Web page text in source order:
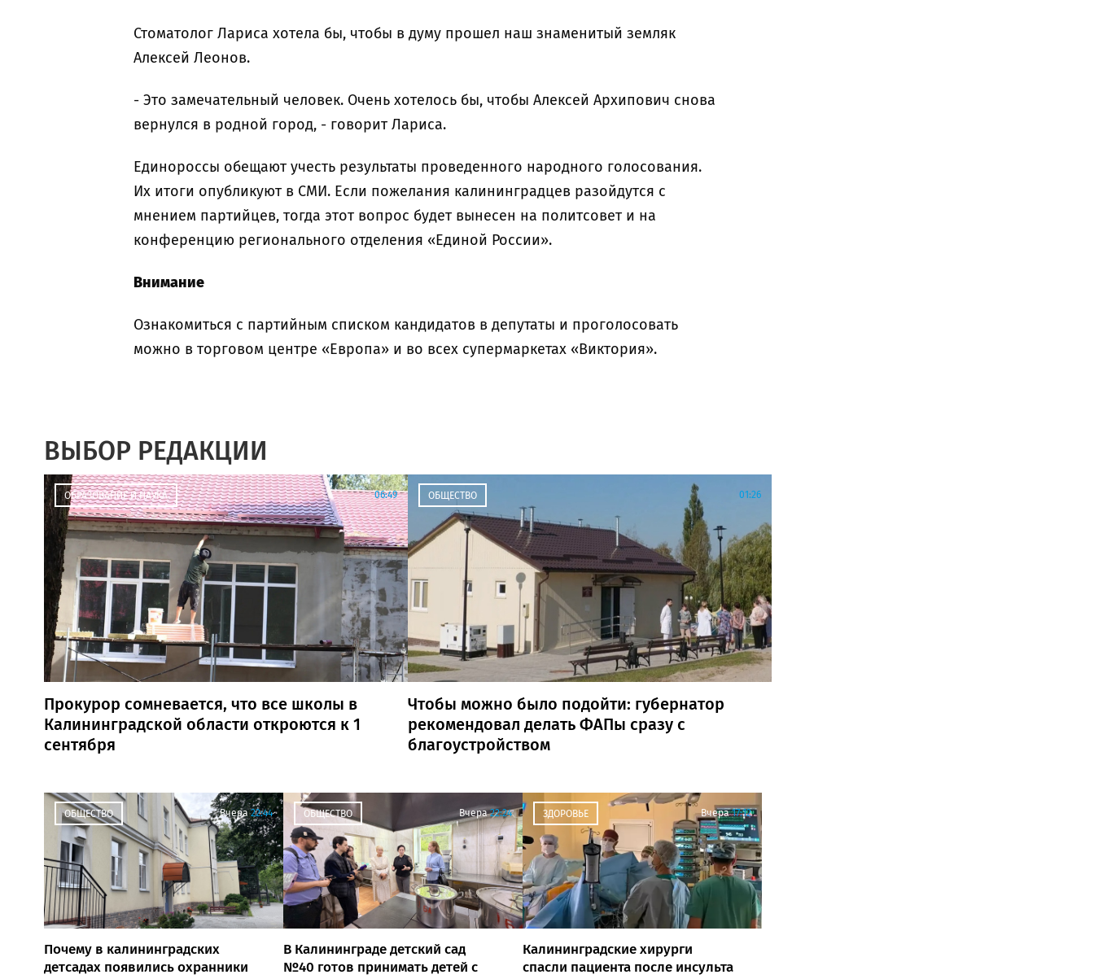
Стоматолог Лариса хотела бы, чтобы в думу прошел наш знаменитый земляк
Алексей Леонов.
- Это замечательный человек. Очень хотелось бы, чтобы Алексей Архипович снова
вернулся в родной город, - говорит Лариса.
Единороссы обещают учесть результаты проведенного народного голосования.
Их итоги опубликуют в СМИ. Если пожелания калининградцев разойдутся с
мнением партийцев, тогда этот вопрос будет вынесен на политсовет и на
конференцию регионального отделения «Единой России».
Внимание
Ознакомиться с партийным списком кандидатов в депутаты и проголосовать
можно в торговом центре «Европа» и во всех супермаркетах «Виктория».
ВЫБОР РЕДАКЦИИ
ОБРАЗОВАНИЕ И НАУКА 06:49
Прокурор сомневается, что все школы в
Калининградской области откроются к 1
сентября
ОБЩЕСТВО 01:26
Чтобы можно было подойти: губернатор
рекомендовал делать ФАПы сразу с
благоустройством
ОБЩЕСТВО Вчера 22:44
Почему в калининградских
детсадах появились охранники
ОБЩЕСТВО Вчера 22:24
В Калининграде детский сад
№40 готов принимать детей с
ЗДОРОВЬЕ Вчера 17:12
Калининградские хирурги
спасли пациента после инсульта